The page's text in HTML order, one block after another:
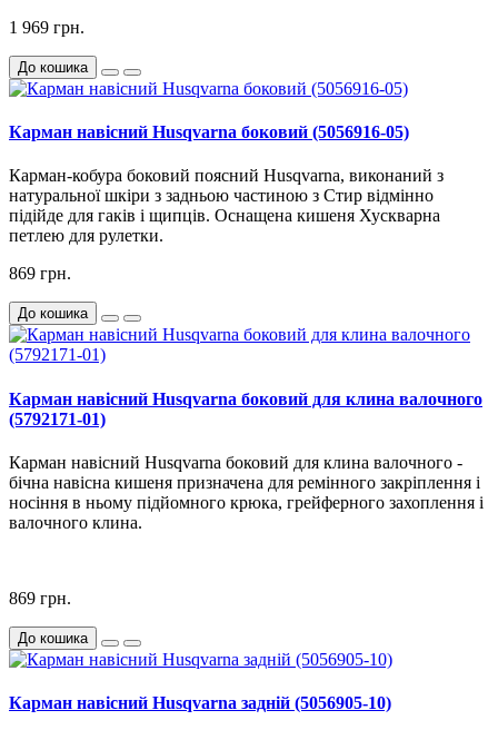
1 969 грн.
До кошика
Карман навісний Husqvarna боковий (5056916-05)
Карман-кобура боковий поясний Husqvarna, виконаний з
натуральної шкіри з задньою частиною з Стир відмінно
підійде для гаків і щипців. Оснащена кишеня Хускварна
петлею для рулетки.
869 грн.
До кошика
Карман навісний Husqvarna боковий для клина валочного
(5792171-01)
Карман навісний Husqvarna боковий для клина валочного -
бічна навісна кишеня призначена для ремінного закріплення і
носіння в ньому підйомного крюка, грейферного захоплення і
валочного клина.
869 грн.
До кошика
Карман навісний Husqvarna задній (5056905-10)